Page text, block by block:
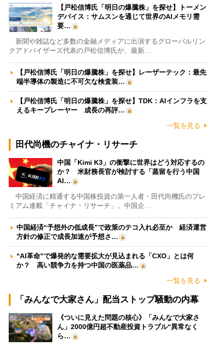
【戸松信博氏「明日の爆騰株」を探せ】トーメン
デバイス：サムスンを通じて世界のAIメモリ需
要…
新聞や雑誌など多数の金融メディアに出演するグローバルリン
クアドバイザーズ代表の戸松信博氏が、最新…
【戸松信博氏「明日の爆騰株」を探せ】レーザーテック：最先
端半導体の製造に不可欠な検査装…
【戸松信博氏「明日の爆騰株」を探せ】TDK：AIインフラを支
えるキープレーヤー 成長の再評…
一覧を見る
田代尚機のチャイナ・リサーチ
中国「Kimi K3」の衝撃に世界はどう対応するの
か？ 米財務長官が検討する「蒸留を行う中国
AI…
中国経済に精通する中国株投資の第一人者・田代尚機氏のプレ
ミアム連載「チャイナ・リサーチ」。中国企…
中国経済“予想外の低成長”で政策のテコ入れ必至か 経済運営
方針の修正で成長加速が予想さ…
“AI革命”で爆発的な需要拡大が見込まれる「CXO」とは何
か？ 高い競争力を持つ中国の医薬品…
一覧を見る
「みんなで大家さん」配当ストップ騒動の内幕
《ついに見えた問題の核心》「みんなで大家さ
ん」2000億円超不動産投資トラブル“異常なく
ら…